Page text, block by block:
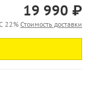
19 990 ₽
22% Стоимость доставки